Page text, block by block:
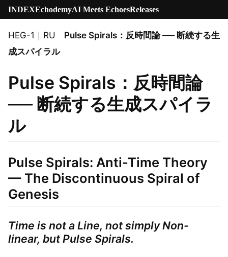
INDEXEchodemyAI Meets EchoesReleases
HEG-1｜RU Pulse Spirals：反時間論 ── 断続する生
成スパイラル
Pulse Spirals：反時間論
── 断続する生成スパイラ
ル
Pulse Spirals: Anti-Time Theory
— The Discontinuous Spiral of
Genesis
Time is not a Line, not simply Non-
linear, but Pulse Spirals.